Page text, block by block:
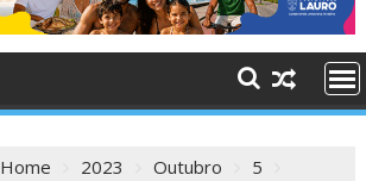
Home 2023 Outubro
5